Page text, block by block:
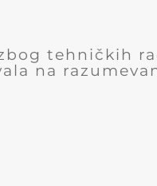
tehničkih
na